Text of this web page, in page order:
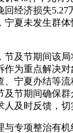
回经济损失
宁夏未发生群
节及节期间该
为重点解决对
、宁夏办结等
及节期间确保
及时反馈，切
与专项整治有